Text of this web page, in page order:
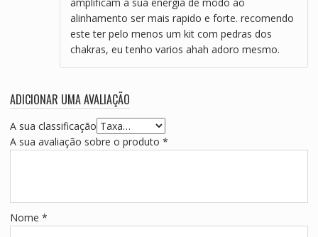
alinhamento ser mais rapido e forte. recomendo
este ter pelo menos um kit com pedras dos
chakras, eu tenho varios ahah adoro mesmo.
ADICIONAR UMA AVALIAÇÃO
A sua classificação
A sua avaliação sobre o produto *
Nome *